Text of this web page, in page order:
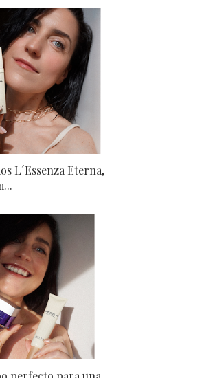
L´Essenza Eterna,